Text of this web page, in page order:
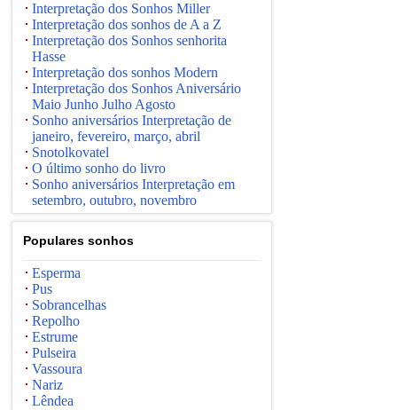
Interpretação dos Sonhos Miller
Interpretação dos sonhos de A a Z
Interpretação dos Sonhos senhorita
Hasse
Interpretação dos sonhos Modern
Interpretação dos Sonhos Aniversário
Maio Junho Julho Agosto
Sonho aniversários Interpretação de
janeiro, fevereiro, março, abril
Snotolkovatel
O último sonho do livro
Sonho aniversários Interpretação em
setembro, outubro, novembro
Populares sonhos
Esperma
Pus
Sobrancelhas
Repolho
Estrume
Pulseira
Vassoura
Nariz
Lêndea